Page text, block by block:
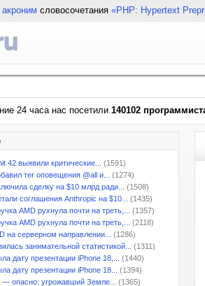
словосочетания «PHP: Hypertext
24 часа нас посетили 140102
42 выявили критические...
(1591)
тег оповещения @all и...
(1274)
сделку на $10 млрд ради...
(1508)
соглашения Anthropic на $10...
(1435)
AMD рухнула почти на треть,...
(1357)
AMD рухнула почти на треть,...
(2118)
на серверном направлении...
(1286)
занимательной статистикой...
(1311)
дату презентации iPhone 18,...
(1440)
дату презентации iPhone 18...
(1394)
— опасно: угрожавший Земле...
(1365)